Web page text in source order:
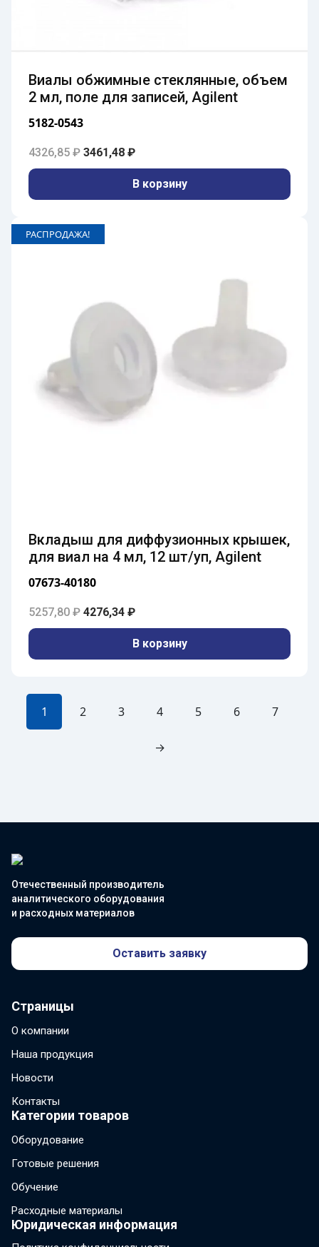
Виалы обжимные стеклянные, объем
2 мл, поле для записей, Agilent
5182-0543
4326,85 ₽ Первоначальная цена составляла 4326,85
3461,48 ₽Текущая цена: 3461,48 ₽.
В корзину
РАСПРОДАЖА!
Вкладыш для диффузионных крышек,
для виал на 4 мл, 12 шт/уп, Agilent
07673-40180
5257,80 ₽ Первоначальная цена составляла 5257,80
4276,34 ₽Текущая цена: 4276,34 ₽.
В корзину
1 2 3 4 5 6 7
→
Отечественный производитель
аналитического оборудования
и расходных материалов
Оставить заявку
Страницы
О компании
Наша продукция
Новости
Контакты
Категории товаров
Оборудование
Готовые решения
Обучение
Расходные материалы
Юридическая информация